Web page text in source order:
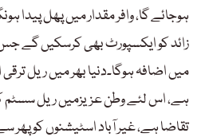
ہوجائے گا، وافر مقدار میں پھل
زائد کو ایکسپورٹ بھی کرسکیں گے
میں اضافہ ہوگا۔دنیا بھر میں ریل
ہے، اس لئے وطن عزیزمیں ریل سسٹم
تقاضا ہے، غیر آباد اسٹیشنوں کو پھر